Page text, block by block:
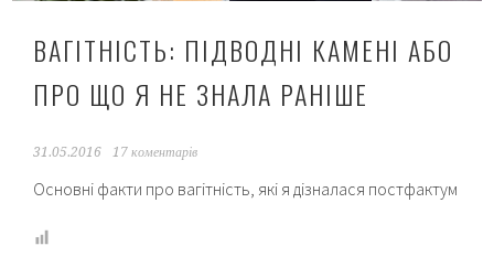
ВАГІТНІСТЬ: ПІДВОДНІ КАМЕНІ АБО
ПРО ЩО Я НЕ ЗНАЛА РАНІШЕ
31.05.2016 17 коментарів
Основні факти про вагітність, які я дізналася постфактум